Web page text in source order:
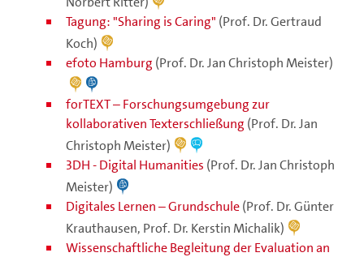
Tagung: "Sharing is Caring" (Prof. Dr. Gertraud
Koch)
efoto Hamburg (Prof. Dr. Jan Christoph Meister)
forTEXT – Forschungsumgebung zur
kollaborativen Texterschließung (Prof. Dr. Jan
Christoph Meister)
3DH - Digital Humanities (Prof. Dr. Jan Christoph
Meister)
Digitales Lernen – Grundschule(Prof. Dr. Günter
Krauthausen, Prof. Dr. Kerstin Michalik)
Wissenschaftliche Begleitung der Evaluation an